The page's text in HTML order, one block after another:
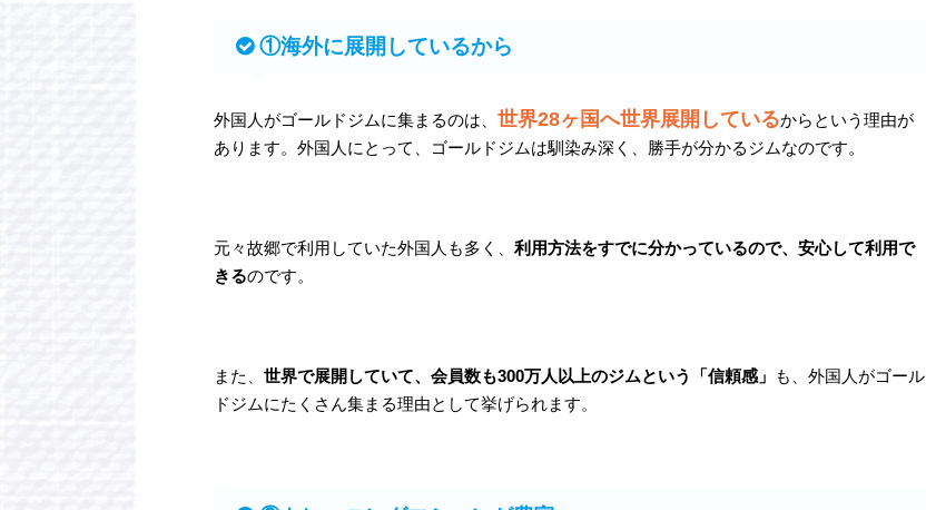
①海外に展開しているから
外国人がゴールドジムに集まるのは、 世界28ヶ国へ世界展開しているからという理由が
あります。外国人にとって、ゴールドジムは馴染み深く、勝手が分かるジムなのです。
元々故郷で利用していた外国人も多く、 利用方法をすでに分かっているので、安心して利用で
きるのです。
また、 世界で展開していて、会員数も300万人以上のジムという「信頼感」 も、外国人がゴール
ドジムにたくさん集まる理由として挙げられます。